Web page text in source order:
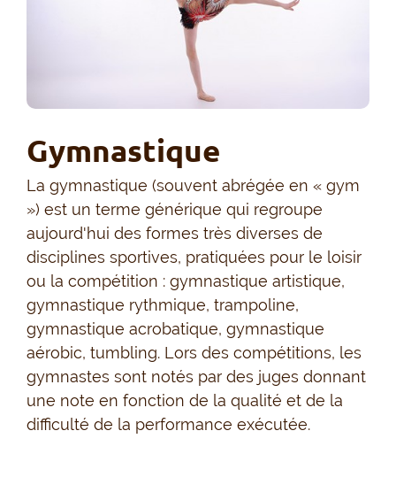
Gymnastique
La gymnastique (souvent abrégée en « gym
») est un terme générique qui regroupe
aujourd'hui des formes très diverses de
disciplines sportives, pratiquées pour le loisir
ou la compétition : gymnastique artistique,
gymnastique rythmique, trampoline,
gymnastique acrobatique, gymnastique
aérobic, tumbling. Lors des compétitions, les
gymnastes sont notés par des juges donnant
une note en fonction de la qualité et de la
difficulté de la performance exécutée.